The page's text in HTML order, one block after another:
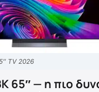
TV 2026
65″ — η πιο